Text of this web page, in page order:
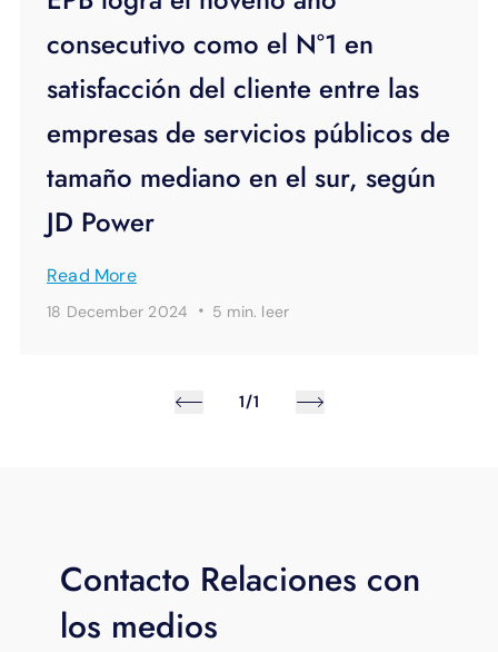
consecutivo como el N°1 en
satisfacción del cliente entre las
empresas de servicios públicos de
tamaño mediano en el sur, según
JD Power
Read More
18 December 2024 · 5 min. leer
1/1
Contacto Relaciones con
los medios